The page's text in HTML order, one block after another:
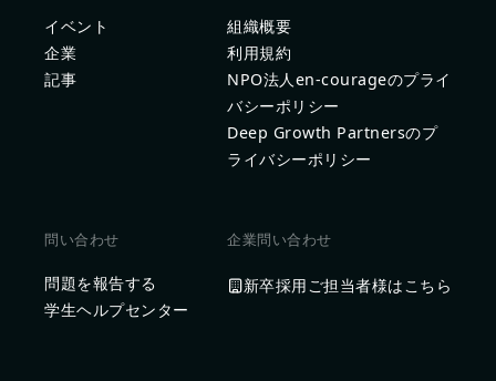
イベント
企業
記事
組織概要
利用規約
NPO法人en-courageのプライ
バシーポリシー
Deep Growth Partnersのプ
ライバシーポリシー
問い合わせ
問題を報告する
学生ヘルプセンター
企業問い合わせ
新卒採用ご担当者様はこちら